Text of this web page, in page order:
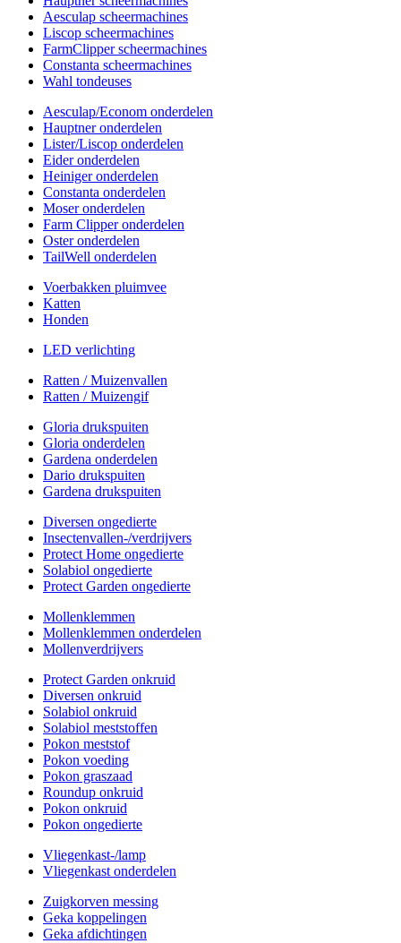
Aesculap scheermachines
Liscop scheermachines
FarmClipper scheermachines
Constanta scheermachines
Wahl tondeuses
Aesculap/Econom onderdelen
Hauptner onderdelen
Lister/Liscop onderdelen
Eider onderdelen
Heiniger onderdelen
Constanta onderdelen
Moser onderdelen
Farm Clipper onderdelen
Oster onderdelen
TailWell onderdelen
Voerbakken pluimvee
Katten
Honden
LED verlichting
Ratten / Muizenvallen
Ratten / Muizengif
Gloria drukspuiten
Gloria onderdelen
Gardena onderdelen
Dario drukspuiten
Gardena drukspuiten
Diversen ongedierte
Insectenvallen-/verdrijvers
Protect Home ongedierte
Solabiol ongedierte
Protect Garden ongedierte
Mollenklemmen
Mollenklemmen onderdelen
Mollenverdrijvers
Protect Garden onkruid
Diversen onkruid
Solabiol onkruid
Solabiol meststoffen
Pokon meststof
Pokon voeding
Pokon graszaad
Roundup onkruid
Pokon onkruid
Pokon ongedierte
Vliegenkast-/lamp
Vliegenkast onderdelen
Zuigkorven messing
Geka koppelingen
Geka afdichtingen